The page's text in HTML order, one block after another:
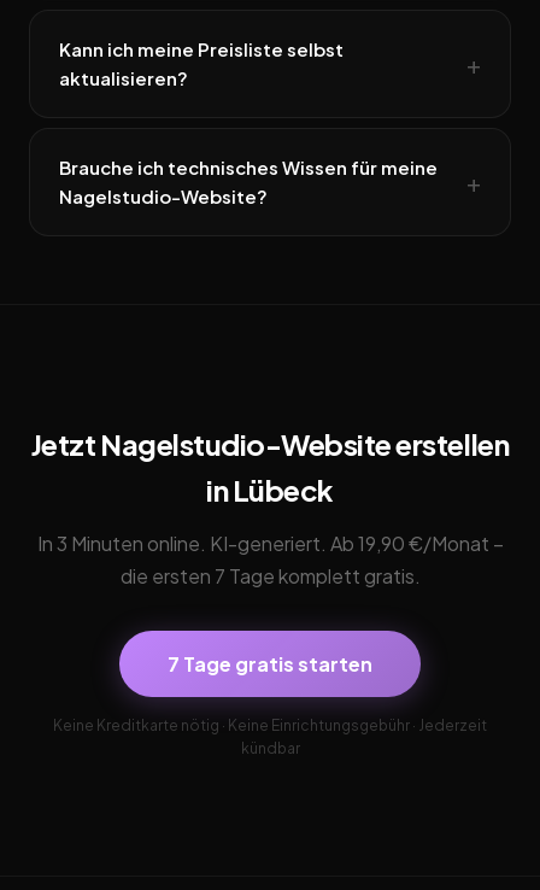
Kann ich meine Preisliste selbst
aktualisieren?
Brauche ich technisches Wissen für meine
Nagelstudio-Website?
Jetzt Nagelstudio-Website erstellen
in Lübeck
In 3 Minuten online. KI-generiert. Ab 19,90 €/Monat –
die ersten 7 Tage komplett gratis.
7 Tage gratis starten
Keine Kreditkarte nötig · Keine Einrichtungsgebühr · Jederzeit
kündbar